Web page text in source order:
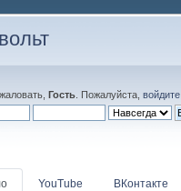
Гость . Пожалуйста,войдите
YouTube ВКонтакте